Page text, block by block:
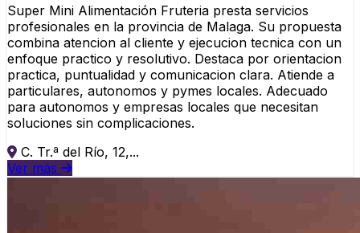
Super Mini Alimentación Fruteria presta servicios
profesionales en la provincia de Malaga. Su propuesta
combina atencion al cliente y ejecucion tecnica con un
enfoque practico y resolutivo. Destaca por orientacion
practica, puntualidad y comunicacion clara. Atiende a
particulares, autonomos y pymes locales. Adecuado
para autonomos y empresas locales que necesitan
soluciones sin complicaciones.
C. Tr.ª del Río, 12,...
Ver más